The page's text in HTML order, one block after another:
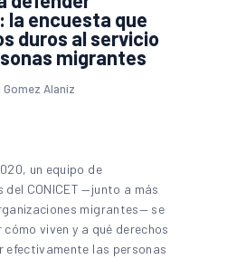
la encuesta que
duros al servicio
migrantes
Gomez Alaniz
un equipo de
CONICET —junto a más
migrantes— se
viven y a qué derechos
efectivamente las personas